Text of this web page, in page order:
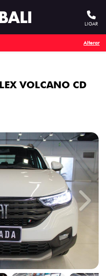
LIGAR
Alterar
VOLCANO CD
Next